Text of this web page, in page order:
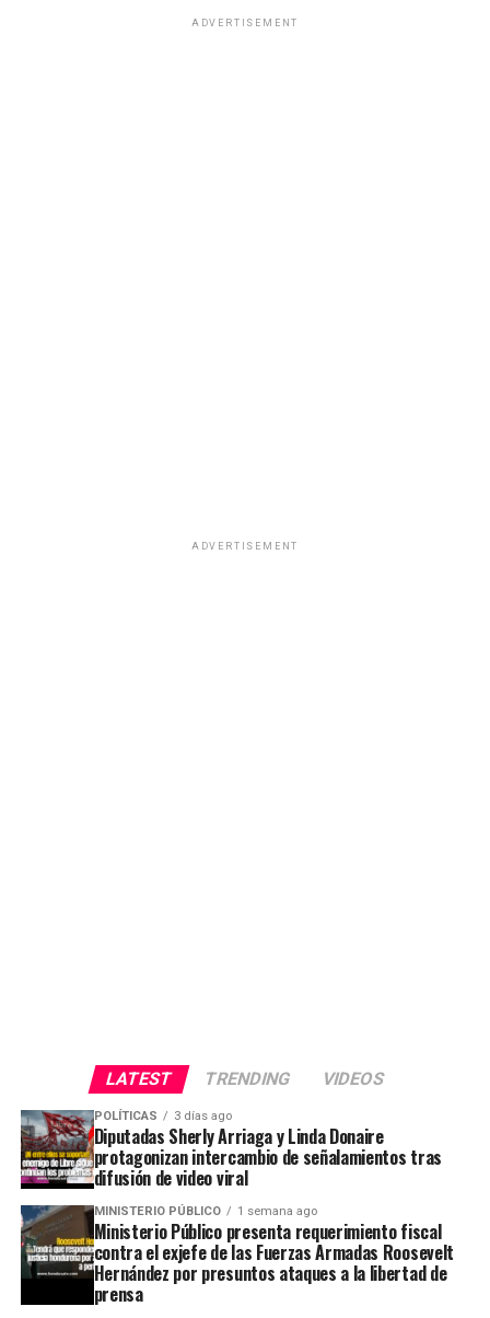
ADVERTISEMENT
ADVERTISEMENT
LATEST TRENDING VIDEOS
POLÍTICAS 3 días ago
Diputadas Sherly Arriaga y Linda Donaire
protagonizan intercambio de señalamientos tras
difusión de video viral
MINISTERIO PÚBLICO 1 semana ago
Ministerio Público presenta requerimiento fiscal
contra el exjefe de las Fuerzas Armadas Roosevelt
Hernández por presuntos ataques a la libertad de
prensa